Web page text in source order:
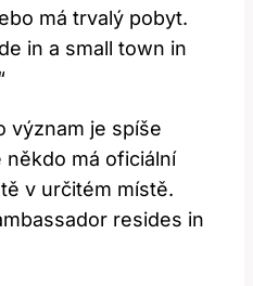
má trvalý pobyt.
in a small town in
význam je spíše
někdo má oficiální
v určitém místě.
resides in